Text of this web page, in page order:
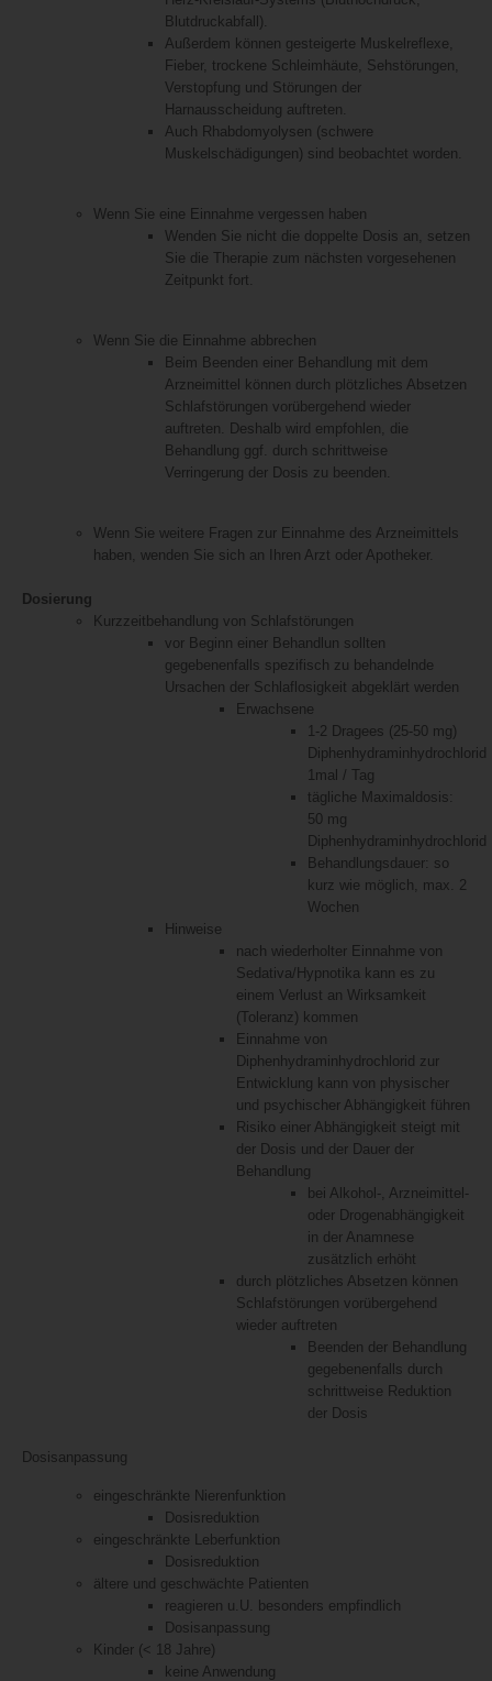
Blutdruckabfall).
Außerdem können gesteigerte Muskelreflexe,
Fieber, trockene Schleimhäute, Sehstörungen,
Verstopfung und Störungen der
Harnausscheidung auftreten.
Auch Rhabdomyolysen (schwere
Muskelschädigungen) sind beobachtet worden.
Wenn Sie eine Einnahme vergessen haben
Wenden Sie nicht die doppelte Dosis an, setzen
Sie die Therapie zum nächsten vorgesehenen
Zeitpunkt fort.
Wenn Sie die Einnahme abbrechen
Beim Beenden einer Behandlung mit dem
Arzneimittel können durch plötzliches Absetzen
Schlafstörungen vorübergehend wieder
auftreten. Deshalb wird empfohlen, die
Behandlung ggf. durch schrittweise
Verringerung der Dosis zu beenden.
Wenn Sie weitere Fragen zur Einnahme des Arzneimittels
haben, wenden Sie sich an Ihren Arzt oder Apotheker.
Dosierung
Kurzzeitbehandlung von Schlafstörungen
vor Beginn einer Behandlun sollten
gegebenenfalls spezifisch zu behandelnde
Ursachen der Schlaflosigkeit abgeklärt werden
Erwachsene
1-2 Dragees (25-50 mg)
Diphenhydraminhydrochlorid
1mal / Tag
tägliche Maximaldosis:
50 mg
Diphenhydraminhydrochlorid
Behandlungsdauer: so
kurz wie möglich, max. 2
Wochen
Hinweise
nach wiederholter Einnahme von
Sedativa/Hypnotika kann es zu
einem Verlust an Wirksamkeit
(Toleranz) kommen
Einnahme von
Diphenhydraminhydrochlorid zur
Entwicklung kann von physischer
und psychischer Abhängigkeit führen
Risiko einer Abhängigkeit steigt mit
der Dosis und der Dauer der
Behandlung
bei Alkohol-, Arzneimittel-
oder Drogenabhängigkeit
in der Anamnese
zusätzlich erhöht
durch plötzliches Absetzen können
Schlafstörungen vorübergehend
wieder auftreten
Beenden der Behandlung
gegebenenfalls durch
schrittweise Reduktion
der Dosis
Dosisanpassung
eingeschränkte Nierenfunktion
Dosisreduktion
eingeschränkte Leberfunktion
Dosisreduktion
ältere und geschwächte Patienten
reagieren u.U. besonders empfindlich
Dosisanpassung
Kinder (< 18 Jahre)
keine Anwendung